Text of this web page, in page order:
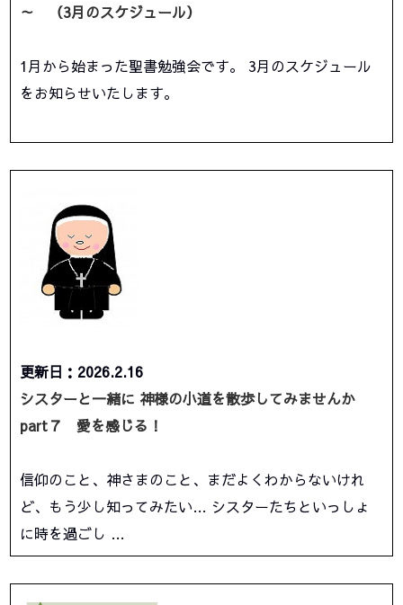
～ （3月のスケジュール）
1月から始まった聖書勉強会です。 3月のスケジュール
をお知らせいたします。
更新日：2026.2.16
シスターと一緒に 神様の小道を散歩してみませんか
part７ 愛を感じる！
信仰のこと、神さまのこと、まだよくわからないけれ
ど、もう少し知ってみたい… シスターたちといっしょ
に時を過ごし …